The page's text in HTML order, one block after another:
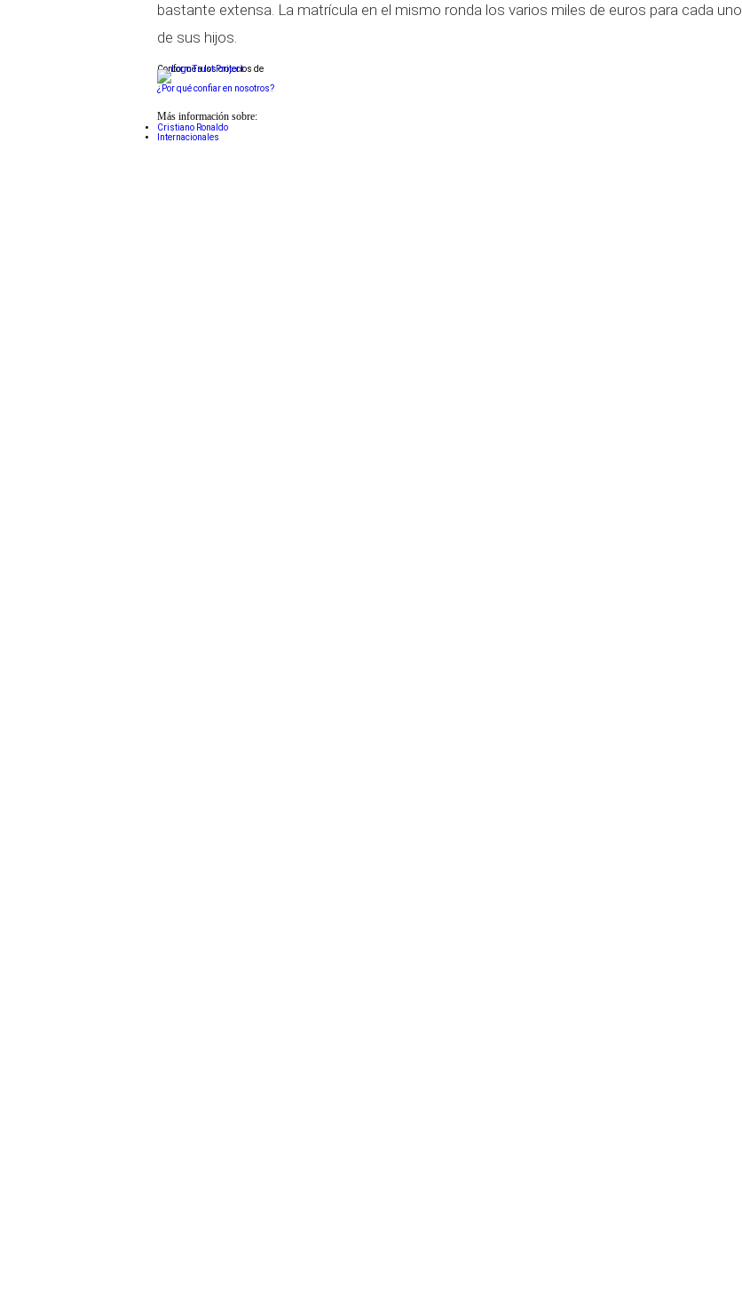
bastante extensa. La matrícula en el mismo ronda los varios miles de euros para cada uno
de sus hijos.
Conforme a los criterios de
¿Por qué confiar en nosotros?
Más información sobre:
Cristiano Ronaldo
Internacionales